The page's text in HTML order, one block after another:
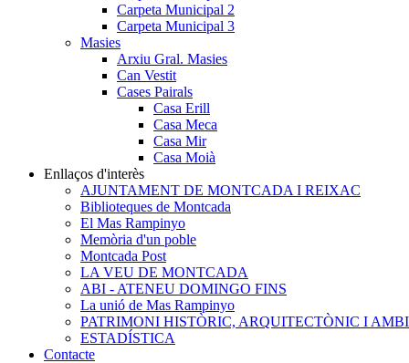
Carpeta Municipal 2
Carpeta Municipal 3
Masies
Arxiu Gral. Masies
Can Vestit
Cases Pairals
Casa Erill
Casa Meca
Casa Mir
Casa Moià
Enllaços d'interès
AJUNTAMENT DE MONTCADA I REIXAC
Biblioteques de Montcada
El Mas Rampinyo
Memòria d'un poble
Montcada Post
LA VEU DE MONTCADA
ABI - ATENEU DOMINGO FINS
La unió de Mas Rampinyo
PATRIMONI HISTÒRIC, ARQUITECTÒNIC I
ESTADÍSTICA
Contacte